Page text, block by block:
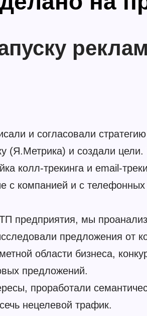
и согласовали
(Я.Метрика) и создали цели.
колл-трекинга и email-
с компанией и с телефонных
предприятия, мы
предложения от
области бизнеса,
предложений.
проработали
нецелевой трафик.